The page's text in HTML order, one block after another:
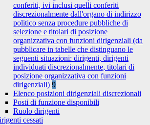
conferiti, ivi inclusi quelli conferiti
discrezionalmente dall'organo di indirizzo
politico senza procedure pubbliche di
selezione e titolari di posizione
organizzativa con funzioni dirigenziali (da
pubblicare in tabelle che distinguano le
seguenti situazioni: dirigenti, dirigenti
individuati discrezionalmente, titolari di
posizione organizzativa con funzioni
dirigenziali) 9
Elenco posizioni dirigenziali discrezionali
Posti di funzione disponibili
Ruolo dirigenti
cessati